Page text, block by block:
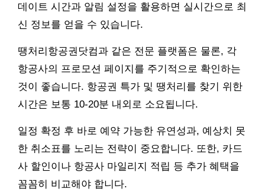
데이트 시간과 알림 설정을 활용하면 실시간으로 최
신 정보를 얻을 수 있습니다.
땡처리항공권닷컴과 같은 전문 플랫폼은 물론, 각
항공사의 프로모션 페이지를 주기적으로 확인하는
것이 좋습니다. 항공권 특가 및 땡처리를 찾기 위한
시간은 보통 10-20분 내외로 소요됩니다.
일정 확정 후 바로 예약 가능한 유연성과, 예상치 못
한 취소표를 노리는 전략이 중요합니다. 또한, 카드
사 할인이나 항공사 마일리지 적립 등 추가 혜택을
꼼꼼히 비교해야 합니다.